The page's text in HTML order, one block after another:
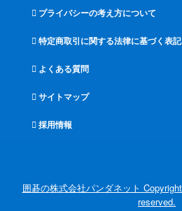
プライバシーの考え方について
特定商取引に関する法律に基づく表記
よくある質問
サイトマップ
採用情報
囲碁の株式会社パンダネット
reserved.